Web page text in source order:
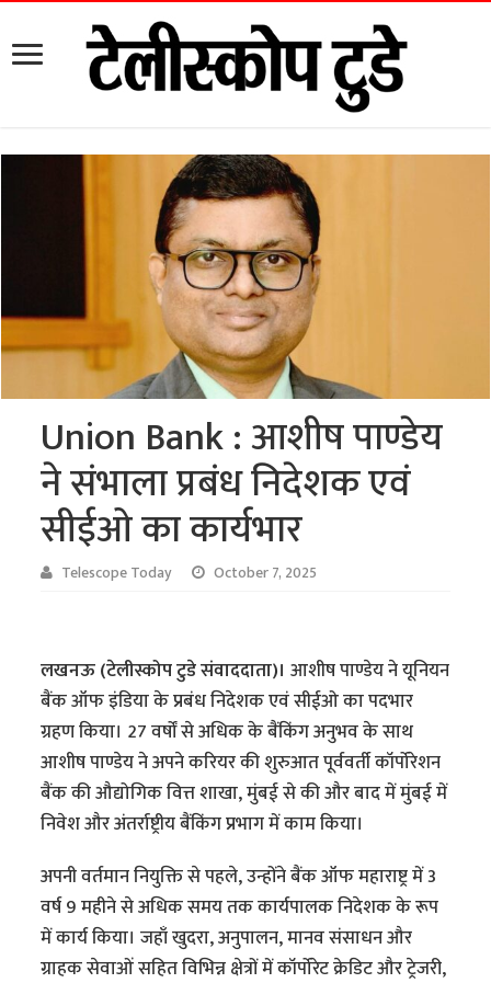
Union Bank : आशीष पाण्डेय
ने संभाला प्रबंध निदेशक एवं
सीईओ का कार्यभार
Telescope Today October 7, 2025
लखनऊ (टेलीस्कोप टुडे संवाददाता)। आशीष पाण्डेय ने यूनियन
बैंक ऑफ इंडिया के प्रबंध निदेशक एवं सीईओ का पदभार
ग्रहण किया। 27 वर्षों से अधिक के बैंकिंग अनुभव के साथ
आशीष पाण्डेय ने अपने करियर की शुरुआत पूर्ववर्ती कॉर्पोरेशन
बैंक की औद्योगिक वित्त शाखा, मुंबई से की और बाद में मुंबई में
निवेश और अंतर्राष्ट्रीय बैंकिंग प्रभाग में काम किया।
अपनी वर्तमान नियुक्ति से पहले, उन्होंने बैंक ऑफ महाराष्ट्र में 3
वर्ष 9 महीने से अधिक समय तक कार्यपालक निदेशक के रूप
में कार्य किया। जहाँ खुदरा, अनुपालन, मानव संसाधन और
ग्राहक सेवाओं सहित विभिन्न क्षेत्रों में कॉर्पोरेट क्रेडिट और ट्रेजरी,